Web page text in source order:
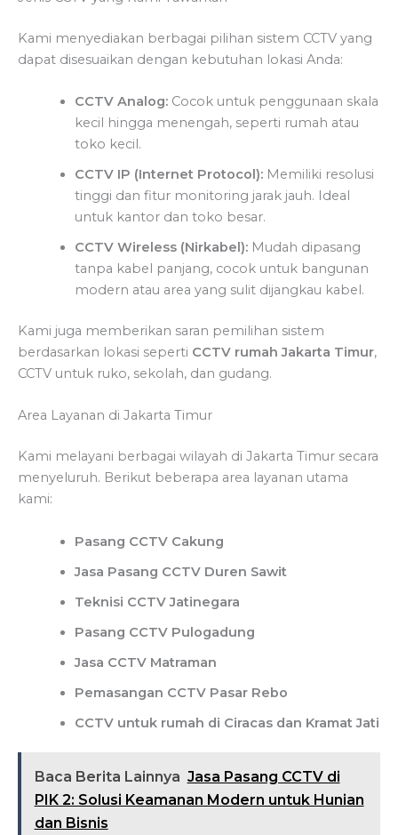
Kami menyediakan berbagai pilihan sistem CCTV yang
dapat disesuaikan dengan kebutuhan lokasi Anda:
CCTV Analog:Cocok untuk penggunaan skala
kecil hingga menengah, seperti rumah atau
toko kecil.
CCTV IP (Internet Protocol):Memiliki resolusi
tinggi dan fitur monitoring jarak jauh. Ideal
untuk kantor dan toko besar.
CCTV Wireless (Nirkabel):Mudah dipasang
tanpa kabel panjang, cocok untuk bangunan
modern atau area yang sulit dijangkau kabel.
Kami juga memberikan saran pemilihan sistem
berdasarkan lokasi seperti CCTV rumah Jakarta Timur,
CCTV untuk ruko, sekolah, dan gudang.
Area Layanan di Jakarta Timur
Kami melayani berbagai wilayah di Jakarta Timur secara
menyeluruh. Berikut beberapa area layanan utama
kami:
Pasang CCTV Cakung
Jasa Pasang CCTV Duren Sawit
Teknisi CCTV Jatinegara
Pasang CCTV Pulogadung
Jasa CCTV Matraman
Pemasangan CCTV Pasar Rebo
CCTV untuk rumah di Ciracas dan Kramat Jati
Baca Berita Lainnya Jasa Pasang CCTV di
PIK 2: Solusi Keamanan Modern untuk Hunian
dan Bisnis